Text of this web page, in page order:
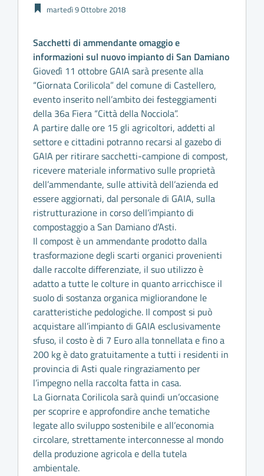
martedì 9 Ottobre 2018
Sacchetti di ammendante omaggio e
informazioni sul nuovo impianto di San Damiano
Giovedì 11 ottobre GAIA sarà presente alla
“Giornata Corilicola” del comune di Castellero,
evento inserito nell’ambito dei festeggiamenti
della 36a Fiera “Città della Nocciola”.
A partire dalle ore 15 gli agricoltori, addetti al
settore e cittadini potranno recarsi al gazebo di
GAIA per ritirare sacchetti-campione di compost,
ricevere materiale informativo sulle proprietà
dell’ammendante, sulle attività dell’azienda ed
essere aggiornati, dal personale di GAIA, sulla
ristrutturazione in corso dell’impianto di
compostaggio a San Damiano d’Asti.
Il compost è un ammendante prodotto dalla
trasformazione degli scarti organici provenienti
dalle raccolte differenziate, il suo utilizzo è
adatto a tutte le colture in quanto arricchisce il
suolo di sostanza organica migliorandone le
caratteristiche pedologiche. Il compost si può
acquistare all’impianto di GAIA esclusivamente
sfuso, il costo è di 7 Euro alla tonnellata e fino a
200 kg è dato gratuitamente a tutti i residenti in
provincia di Asti quale ringraziamento per
l’impegno nella raccolta fatta in casa.
La Giornata Corilicola sarà quindi un’occasione
per scoprire e approfondire anche tematiche
legate allo sviluppo sostenibile e all’economia
circolare, strettamente interconnesse al mondo
della produzione agricola e della tutela
ambientale.